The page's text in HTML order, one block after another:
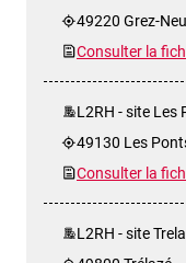
49220 Grez-
Consulter la
L2RH - site Les
49130 Les
Consulter la
L2RH - site